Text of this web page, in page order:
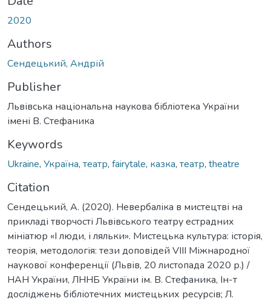
2020
Authors
Сендецький, Андрій
Publisher
Львівська національна наукова бібліотека України
імені В. Стефаника
Keywords
Ukraine, Україна, театр, fairytale, казка, театр, theatre
Citation
Сендецький, А. (2020). Невербаліка в мистецтві на
прикладі творчості Львівського театру естрадних
мініатюр «І люди, і ляльки». Мистецька культура: історія,
теорія, методологія: тези доповідей VIII Міжнародної
наукової конференції (Львів, 20 листопада 2020 р.) /
НАН України, ЛННБ України ім. В. Стефаника, Ін-т
досліджень бібліотечних мистецьких ресурсів; Л.